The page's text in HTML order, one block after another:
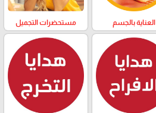
العناية بالجسم مستحضرات التجميل